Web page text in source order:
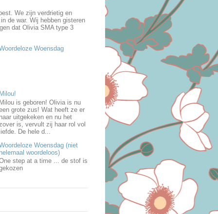
We zijn verdrietig en
de war. Wij hebben gisteren
dat Olivia SMA type 3
Woensdag
is geboren! Olivia is nu
grote zus! Wat heeft ze er
uitgekeken en nu het
is, vervult zij haar rol vol
De hele d...
Woensdag (niet
woordeloos)
step at a time ... de stof is